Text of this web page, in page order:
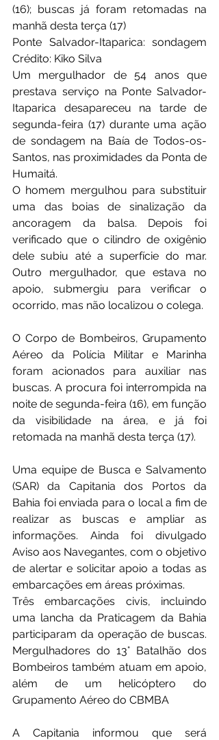
(16); buscas já foram retomadas na
manhã desta terça (17)
Ponte Salvador-Itaparica: sondagem
Crédito: Kiko Silva
Um mergulhador de 54 anos que
prestava serviço na Ponte Salvador-
Itaparica desapareceu na tarde de
segunda-feira (17) durante uma ação
de sondagem na Baía de Todos-os-
Santos, nas proximidades da Ponta de
Humaitá.
O homem mergulhou para substituir
uma das boias de sinalização da
ancoragem da balsa. Depois foi
verificado que o cilindro de oxigênio
dele subiu até a superfície do mar.
Outro mergulhador, que estava no
apoio, submergiu para verificar o
ocorrido, mas não localizou o colega.
O Corpo de Bombeiros, Grupamento
Aéreo da Polícia Militar e Marinha
foram acionados para auxiliar nas
buscas. A procura foi interrompida na
noite de segunda-feira (16), em função
da visibilidade na área, e já foi
retomada na manhã desta terça (17).
Uma equipe de Busca e Salvamento
(SAR) da Capitania dos Portos da
Bahia foi enviada para o local a fim de
realizar as buscas e ampliar as
informações. Ainda foi divulgado
Aviso aos Navegantes, com o objetivo
de alertar e solicitar apoio a todas as
embarcações em áreas próximas.
Três embarcações civis, incluindo
uma lancha da Praticagem da Bahia
participaram da operação de buscas.
Mergulhadores do 13° Batalhão dos
Bombeiros também atuam em apoio,
além de um helicóptero do
Grupamento Aéreo do CBMBA
A Capitania informou que será